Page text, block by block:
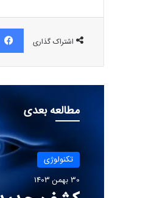
اشتراک گذاری
مطالعه بعدی
تکنولوژی
30 بهمن 1403